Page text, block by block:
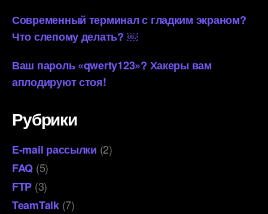
Современный терминал с гладким экраном?
Что слепому делать? ￼
Ваш пароль «qwerty123»? Хакеры вам
аплодируют стоя!
Рубрики
E-mail рассылки (2)
FAQ (5)
FTP (3)
TeamTalk(7)